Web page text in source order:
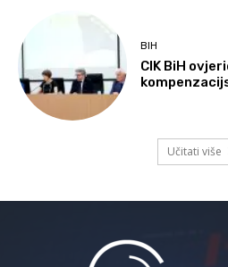
BIH
CIK BiH
Učitati više